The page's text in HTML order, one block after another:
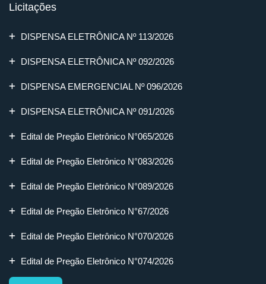
Licitações
DISPENSA ELETRÔNICA Nº 113/2026
DISPENSA ELETRÔNICA Nº 092/2026
DISPENSA EMERGENCIAL Nº 096/2026
DISPENSA ELETRÔNICA Nº 091/2026
Edital de Pregão Eletrônico N°065/2026
Edital de Pregão Eletrônico N°083/2026
Edital de Pregão Eletrônico N°089/2026
Edital de Pregão Eletrônico N°67/2026
Edital de Pregão Eletrônico N°070/2026
Edital de Pregão Eletrônico N°074/2026